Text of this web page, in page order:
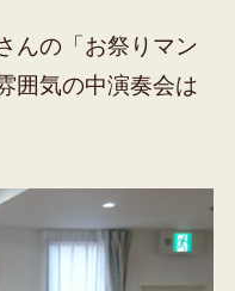
んの「お祭りマン
囲気の中演奏会は